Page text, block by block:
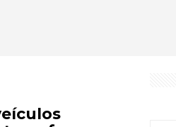
aposentado
de trabalho análogo à
do condomínio